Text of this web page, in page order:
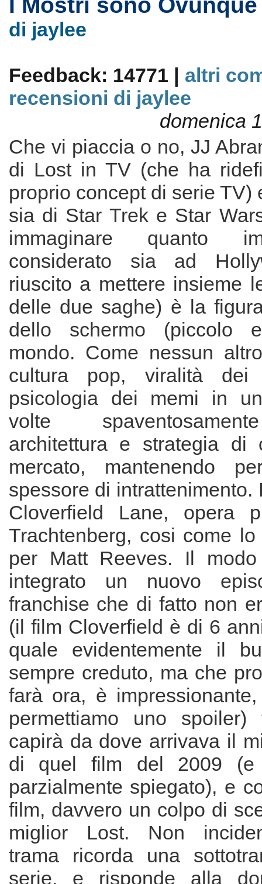
di jaylee
Feedback: 14771 | altri
recensioni di jaylee
domenica
Che vi piaccia o no, JJ
di Lost in TV (che ha
proprio concept di serie TV)
sia di Star Trek e Star
immaginare quanto
considerato sia ad
riuscito a mettere insieme
delle due saghe) è la
dello schermo (piccolo
mondo. Come nessun
cultura pop, viralità dei
psicologia dei memi in
volte
architettura e strategia di
mercato, mantenendo
spessore di intrattenimento.
Cloverfield Lane, opera
Trachtenberg, cosi come
per Matt Reeves. Il
integrato un nuovo
franchise che di fatto non
(il film Cloverfield è di 6
quale evidentemente il
sempre creduto, ma che
farà ora, è
permettiamo uno spoiler)
capirà da dove arrivava il
di quel film del 2009
parzialmente spiegato), e
film, davvero un colpo di
miglior Lost. Non
trama ricorda una
serie, e risponde alla